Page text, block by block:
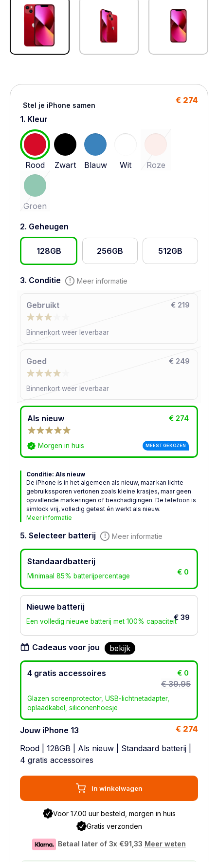
Stel je iPhone samen
€ 274
1. Kleur
Rood Zwart Blauw Wit Roze
Groen
2. Geheugen
128GB 256GB 512GB
3. Conditie Meer informatie
Gebruikt € 219
Binnenkort weer leverbaar
Goed € 249
Binnenkort weer leverbaar
Als nieuw
MEEST GEKOZEN
€ 274
Morgen in huis
Conditie: Als nieuw
De iPhone is in het algemeen als nieuw, maar kan lichte
gebruikssporen vertonen zoals kleine krasjes, maar geen
opvallende markeringen of beschadigingen. De telefoon is
simlock vrij, volledig getest én werkt als nieuw.
Meer informatie
5. Selecteer batterij Meer informatie
Standaardbatterij
€ 0
Minimaal 85% batterijpercentage
Nieuwe batterij
€ 39
Een volledig nieuwe batterij met 100% capaciteit
Cadeaus voor jou bekijk
4 gratis accessoires € 0
€ 39.95
Glazen screenprotector, USB-lichtnetadapter,
oplaadkabel, siliconenhoesje
Jouw iPhone 13
€ 274
Rood
128GB Als nieuw Standaard batterij
4 gratis accessoires
In winkelwagen
Voor 17.00 uur besteld, morgen in huis
Gratis verzonden
Betaal later of 3x €91,33 Meer weten